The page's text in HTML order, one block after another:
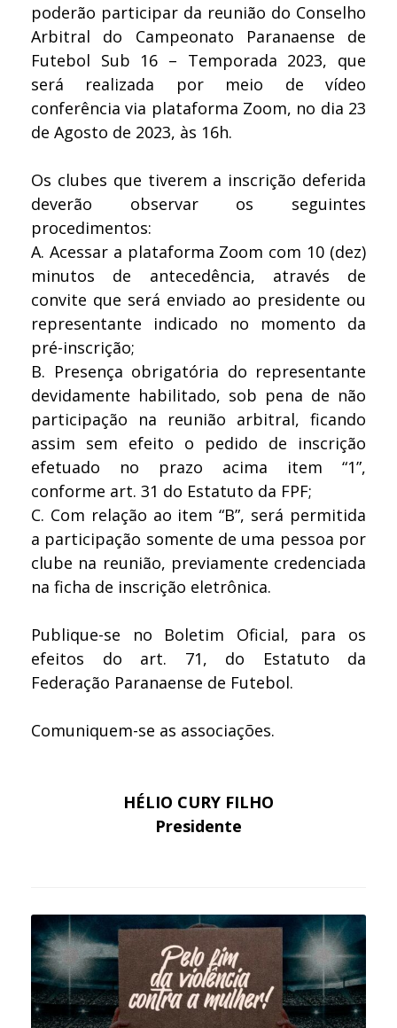
poderão participar da reunião do Conselho
Arbitral do Campeonato Paranaense de
Futebol Sub 16 – Temporada 2023, que
será realizada por meio de vídeo
conferência via plataforma Zoom, no dia 23
de Agosto de 2023, às 16h.
Os clubes que tiverem a inscrição deferida
deverão observar os seguintes
procedimentos:
A. Acessar a plataforma Zoom com 10 (dez)
minutos de antecedência, através de
convite que será enviado ao presidente ou
representante indicado no momento da
pré-inscrição;
B. Presença obrigatória do representante
devidamente habilitado, sob pena de não
participação na reunião arbitral, ficando
assim sem efeito o pedido de inscrição
efetuado no prazo acima item “1”,
conforme art. 31 do Estatuto da FPF;
C. Com relação ao item “B”, será permitida
a participação somente de uma pessoa por
clube na reunião, previamente credenciada
na ficha de inscrição eletrônica.
Publique-se no Boletim Oficial, para os
efeitos do art. 71, do Estatuto da
Federação Paranaense de Futebol.
Comuniquem-se as associações.
HÉLIO CURY FILHO
Presidente